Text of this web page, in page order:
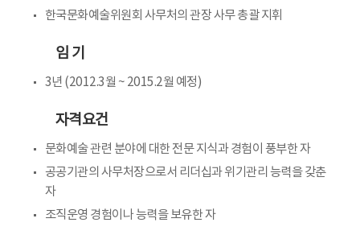
한국문화예술위원회 사무처의 관장 사무 총괄 지휘
임 기
3년 (2012.3월 ~ 2015.2월 예정)
자격요건
문화예술 관련 분야에 대한 전문 지식과 경험이 풍부한 자
공공기관의 사무처장으로서 리더십과 위기관리 능력을 갖춘
자
조직운영 경험이나 능력을 보유한 자